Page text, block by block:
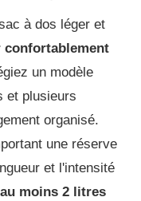
à dos léger et
un modèle
et plusieurs
organisé.
une réserve
et l'intensité
moins 2 litres